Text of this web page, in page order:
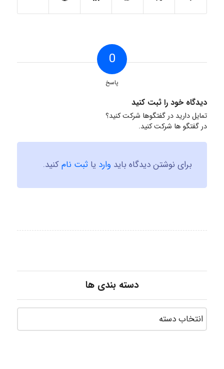
0
پاسخ
دیدگاه خود را ثبت کنید
تمایل دارید در گفتگوها شرکت کنید؟
در گفتگو ها شرکت کنید.
برای نوشتن دیدگاه باید وارد یا ثبت نامکنید.
دسته بندی ها